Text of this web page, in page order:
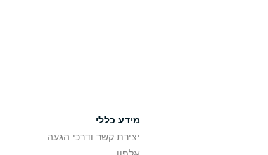
מידע כללי
יצירת קשר ודרכי הגעה